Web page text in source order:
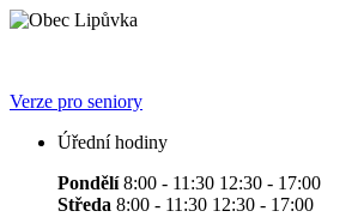
Verze pro seniory
Úřední hodiny
Pondělí8:00 - 11:30 12:30 - 17:00
Středa 8:00 - 11:30 12:30 - 17:00